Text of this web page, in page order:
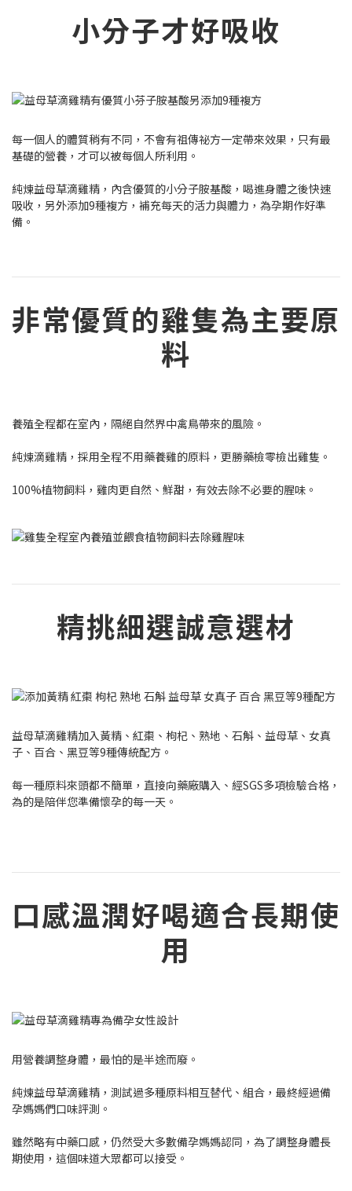
小分子才好吸收
每一個人的體質稍有不同，不會有祖傳祕方一定帶來效果，只有最
基礎的營養，才可以被每個人所利用。
純煉益母草滴雞精，內含優質的小分子胺基酸，喝進身體之後快速
吸收，另外添加9種複方，補充每天的活力與體力，為孕期作好準
備。
非常優質的雞隻為主要原
料
養殖全程都在室內，隔絕自然界中禽鳥帶來的風險。
純煉滴雞精，採用全程不用藥養雞的原料，更勝藥檢零檢出雞隻。
100%植物飼料，雞肉更自然、鮮甜，有效去除不必要的腥味。
精挑細選誠意選材
益母草滴雞精加入黃精、紅棗、枸杞、熟地、石斛、益母草、女真
子、百合、黑豆等9種傳統配方。
每一種原料來頭都不簡單，直接向藥廠購入、經SGS多項檢驗合格，
為的是陪伴您準備懷孕的每一天。
口感溫潤好喝適合長期使
用
用營養調整身體，最怕的是半途而廢。
純煉益母草滴雞精，測試過多種原料相互替代、組合，最終經過備
孕媽媽們口味評測。
雖然略有中藥口感，仍然受大多數備孕媽媽認同，為了調整身體長
期使用，這個味道大眾都可以接受。